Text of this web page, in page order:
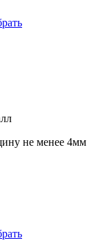
не менее 4мм